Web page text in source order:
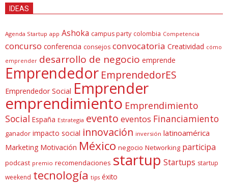
IDEAS
Agenda Startup app Ashoka campus party colombia Competencia
concurso conferencia consejos convocatoria Creatividad cómo
emprender desarrollo de negocio emprende
Emprendedor EmprendedorES
Emprendedor Social Emprender
emprendimiento Emprendimiento
Social España Estrategia evento eventos Financiamiento
ganador impacto social innovación inversión latinoamérica
Marketing Motivación México negocio Networking participa
podcast premio recomendaciones startup Startups startup
weekend tecnología tips éxito